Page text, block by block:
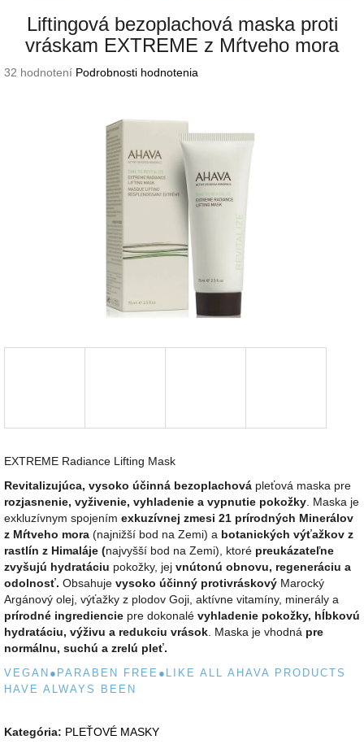
Liftingová bezoplachová maska proti
vráskam EXTREME z Mŕtveho mora
Priemerné
32 hodnotení Podrobnosti hodnotenia
EXTREME Radiance Lifting Mask
Revitalizujúca, vysoko účinná bezoplachová pleťová maska pre
rozjasnenie, vyživenie, vyhladenie a vypnutie pokožky . Maska je
exkluzívnym spojením exkuzívnej zmesi 21 prírodných Minerálov
z Mŕtveho mora (najnižší bod na Zemi) a botanických výťažkov z
rastlín z Himaláje (najvyšší bod na Zemi), ktoré preukázateľne
zvyšujú hydratáciu pokožky, jej vnútonú obnovu, regeneráciu a
odolnosť. Obsahuje vysoko účinný protivráskový Marocký
Argánový olej, výťažky z plodov Goji, aktívne vitamíny, minerály a
prírodné ingrediencie pre dokonalé vyhladenie pokožky, hĺbkovú
hydratáciu, výživu a redukciu vrások . Maska je vhodná pre
normálnu, suchú a zrelú pleť.
VEGAN ● PARABEN FREE ● LIKE ALL AHAVA PRODUCTS
HAVE ALWAYS BEEN
Kategória: PLEŤOVÉ MASKY